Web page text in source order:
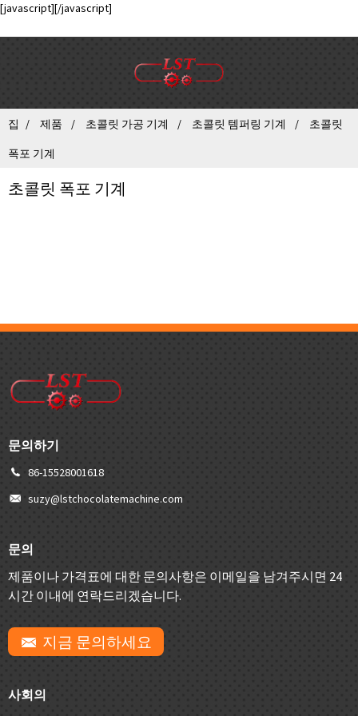
[javascript][/javascript]
집 제품 초콜릿 가공 기계 초콜릿 템퍼링 기계 초콜릿
폭포 기계
초콜릿 폭포 기계
문의하기
86-15528001618
suzy@lstchocolatemachine.com
문의
제품이나 가격표에 대한 문의사항은 이메일을 남겨주시면 24
시간 이내에 연락드리겠습니다.
지금 문의하세요
사회의